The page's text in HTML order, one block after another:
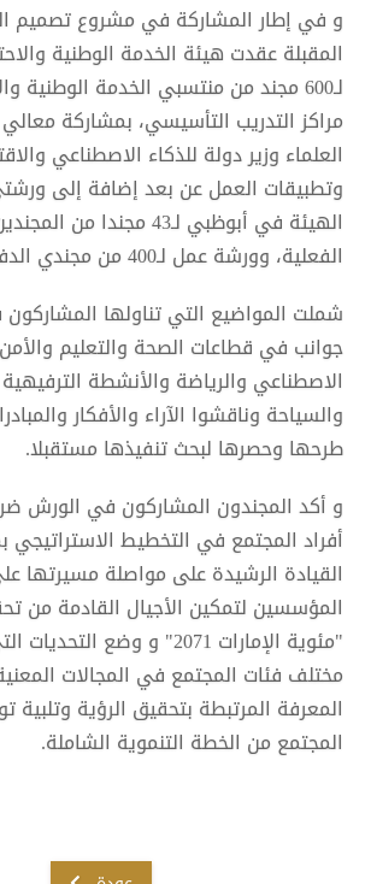
و في إطار المشاركة في مشروع تصميم
المقبلة عقدت هيئة الخدمة الوطنية
لـ600 مجند من منتسبي الخدمة الوطنية
مراكز التدريب التأسيسي، بمشاركة
العلماء وزير دولة للذكاء الاصطناعي
وتطبيقات العمل عن بعد إضافة إلى
الهيئة في أبوظبي لـ43
الفعلية، وورشة عمل لـ400 من مجندي الدفعات السابقة.
شملت المواضيع التي تناولها
جوانب في قطاعات الصحة والتعليم
الاصطناعي والرياضة والأنشطة الترفيهية
والسياحة وناقشوا الآراء والأفكار
طرحها وحصرها لبحث تنفيذها مستقبلا.
و أكد المجندون المشاركون في الورش
أفراد المجتمع في التخطيط
القيادة الرشيدة على مواصلة مسيرتها
المؤسسين لتمكين الأجيال القادمة من
"مئوية الإمارات 2071" و وضع
مختلف فئات المجتمع في المجالات
المعرفة المرتبطة بتحقيق الرؤية وتلبية
المجتمع من الخطة التنموية الشاملة.